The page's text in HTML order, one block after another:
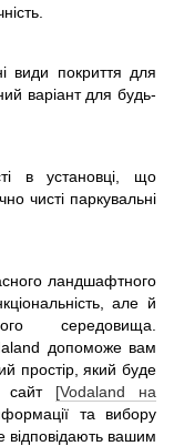
види покриття для
варіант для будь-
в установці, що
чисті паркувальні
ландшафтного
але й
середовища.
допоможе вам
простір, який буде
сайт [Vodaland на
та вибору
відповідають вашим